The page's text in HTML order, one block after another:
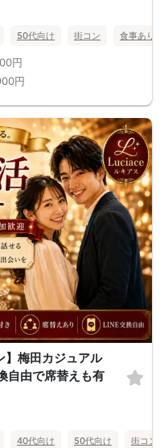
50代向け 街コン 食事あり
円
円
】梅田カジュアル
自由で席替えも有
40代向け 50代向け 街コン